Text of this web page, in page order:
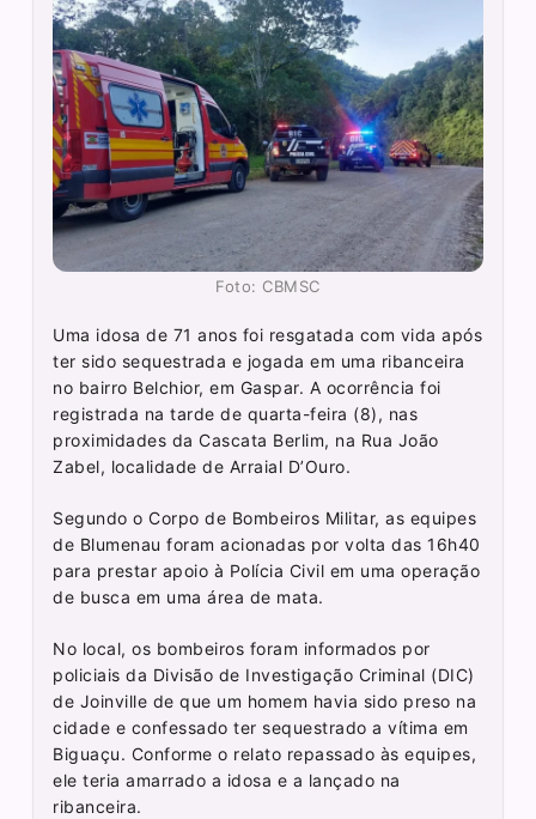
Foto: CBMSC
Uma idosa de 71 anos foi resgatada com vida após
ter sido sequestrada e jogada em uma ribanceira
no bairro Belchior, em Gaspar. A ocorrência foi
registrada na tarde de quarta-feira (8), nas
proximidades da Cascata Berlim, na Rua João
Zabel, localidade de Arraial D’Ouro.
Segundo o Corpo de Bombeiros Militar, as equipes
de Blumenau foram acionadas por volta das 16h40
para prestar apoio à Polícia Civil em uma operação
de busca em uma área de mata.
No local, os bombeiros foram informados por
policiais da Divisão de Investigação Criminal (DIC)
de Joinville de que um homem havia sido preso na
cidade e confessado ter sequestrado a vítima em
Biguaçu. Conforme o relato repassado às equipes,
ele teria amarrado a idosa e a lançado na
ribanceira.